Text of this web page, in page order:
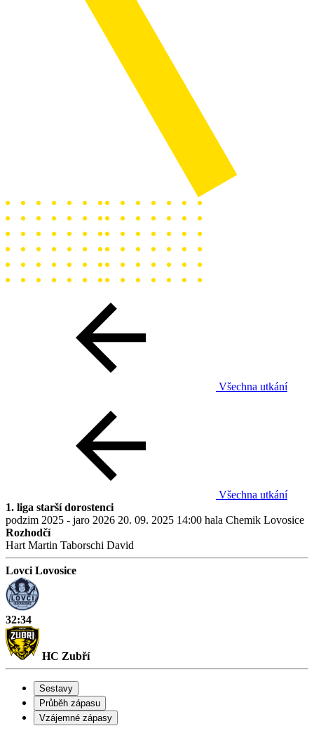
Všechna utkání
Všechna utkání
1. liga starší dorostenci
podzim 2025 - jaro 2026 20. 09. 2025 14:00 hala Chemik Lovosice
Rozhodčí
Hart Martin Taborschi David
Lovci Lovosice
32:34
HC Zubří
Sestavy
Průběh zápasu
Vzájemné zápasy